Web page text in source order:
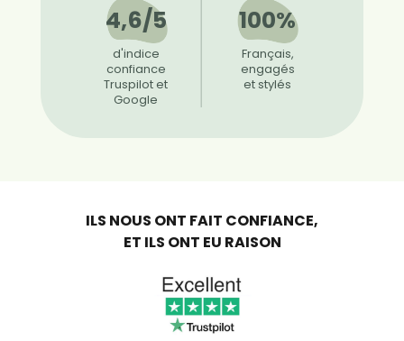
4,6/5
d'indice
confiance
Truspilot et
Google
100%
Français,
engagés
et stylés
ILS NOUS ONT FAIT CONFIANCE,
ET ILS ONT EU RAISON